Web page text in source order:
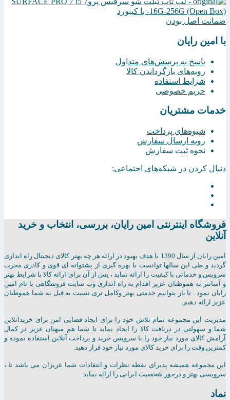
ضمانت اصل بودن
با امین رایان
پاسخ به پرسش‌های متداول
رویه‌های بازگرداندن کالا
شرایط استفاده
حریم خصوصی
خدمات مشتریان
شیوه‌های پرداخت
رویه ارسال سفارش
نحوه ثبت سفارش
دنبال کردن در شبکه‌های اجتماعی:
فروشگاه اینترنتی امين رايان، بررسی، انتخاب و خرید
آنلاین
امين رايان از سال 1390 با هدف بهبود در ارائه هر چه بهتر کالای دیجیتال راه اندازی
گردید و طی این سالها توانست با بهره گیری از پشتوانه ای قوی و کادری مجرب
سرویس و خدماتی با کیفیت را ارائه نماید ، پس از آن برای ارائه کالا با شرایط بهتر
و آسانتر به هموطنان عزیر اقدام به راه اندازی وب سایت فروشگاهی با نام امین
رایان نمود . تا باز بتوانیم خدمتی بهتر وکامل تری نسبت به قبل به شما هموطنان
عزیز ارائه دهیم.
مدیریت این مجموعه تمام تلاش خود را برای ایجاد فضایی امن برای خریدآنلاین
شما و سهولتی در دریافت کالا را ایجاد نماید تا شما هم میهنان عزیز در کمال
آرامش کالای مورد نیاز خود را با سرویس خرید و پرداخت آنلاین استفاده نموده و
کمترین وقت را برای خرید کالای مورد نیاز خود قرار دهید.
این مجموعه همیشه پذیرای نقطه نظرات و انتقادات شما عزیزان می باشد تا ،
سرویسی بهتر و درخور شخصیت ایرانی را ارائه نماید
نماد